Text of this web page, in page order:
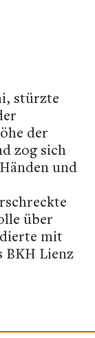
stürzte
der
zog sich
und
über
mit
BKH Lienz